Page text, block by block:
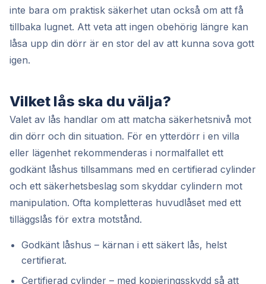
inte bara om praktisk säkerhet utan också om att få
tillbaka lugnet. Att veta att ingen obehörig längre kan
låsa upp din dörr är en stor del av att kunna sova gott
igen.
Vilket lås ska du välja?
Valet av lås handlar om att matcha säkerhetsnivå mot
din dörr och din situation. För en ytterdörr i en villa
eller lägenhet rekommenderas i normalfallet ett
godkänt låshus tillsammans med en certifierad cylinder
och ett säkerhetsbeslag som skyddar cylindern mot
manipulation. Ofta kompletteras huvudlåset med ett
tilläggslås för extra motstånd.
Godkänt låshus – kärnan i ett säkert lås, helst
certifierat.
Certifierad cylinder – med kopieringsskydd så att